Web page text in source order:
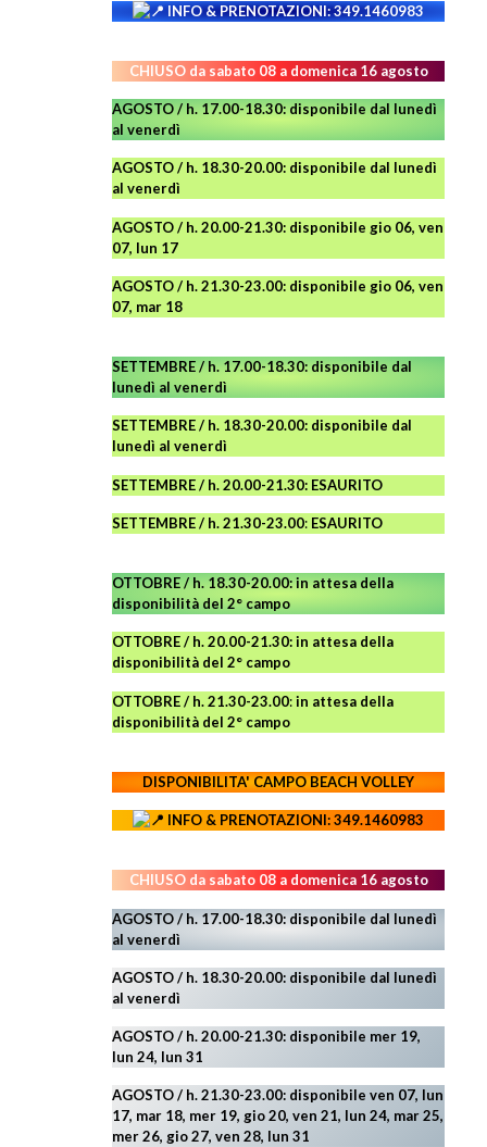
INFO & PRENOTAZIONI: 349.1460983
CHIUSO da sabato 08 a domenica 16 agosto
AGOSTO / h. 17.00-18.30: disponibile dal lunedì
al venerdì
AGOSTO/ h. 18.30-20.00: disponibile dal lunedì
al venerdì
AGOSTO / h. 20.00-21.30: disponibile gio 06, ven
07, lun 17
AGOSTO/ h. 21.30-23.00: disponibile gio 06, ven
07, mar 18
SETTEMBRE / h. 17.00-18.30: disponibile dal
lunedì al venerdì
SETTEMBRE / h. 18.30-20.00: disponibile dal
lunedì al venerdì
SETTEMBRE / h. 20.00-21.30: ESAURITO
SETTEMBRE / h. 21.30-23.00: ESAURITO
OTTOBRE / h. 18.30-20.00:in attesa della
disponibilità del 2° campo
OTTOBRE / h. 20.00-21.30:in attesa della
disponibilità del 2° campo
OTTOBRE / h. 21.30-23.00:in attesa della
disponibilità del 2° campo
DISPONIBILITA' CAMPOBEACH VOLLEY
INFO & PRENOTAZIONI: 349.1460983
CHIUSO da sabato 08 a domenica 16 agosto
AGOSTO / h. 17.00-18.30: disponibile dal lunedì
al venerdì
AGOSTO/ h. 18.30-20.00: disponibile dal lunedì
al venerdì
AGOSTO / h. 20.00-21.30: disponibile mer 19,
lun 24, lun 31
AGOSTO/ h. 21.30-23.00: disponibile ven 07, lun
17, mar 18, mer 19, gio 20, ven 21, lun 24, mar 25,
mer 26, gio 27, ven 28, lun 31